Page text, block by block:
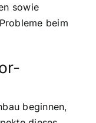
sowie
beim
beginnen,